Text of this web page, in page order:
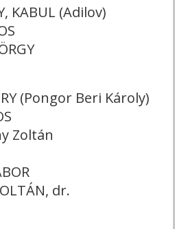
KABUL (Adilov)
(Pongor Beri Károly)
Zoltán
dr.